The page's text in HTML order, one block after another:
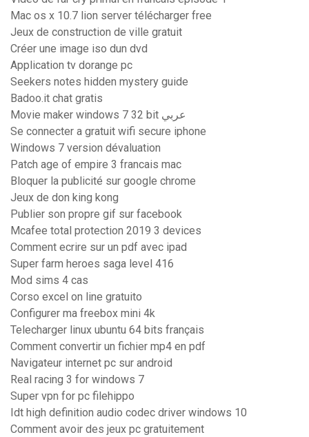
Mac os x 10.7 lion server télécharger free
Jeux de construction de ville gratuit
Créer une image iso dun dvd
Application tv dorange pc
Seekers notes hidden mystery guide
Badoo.it chat gratis
Movie maker windows 7 32 bit عربي
Se connecter a gratuit wifi secure iphone
Windows 7 version dévaluation
Patch age of empire 3 francais mac
Bloquer la publicité sur google chrome
Jeux de don king kong
Publier son propre gif sur facebook
Mcafee total protection 2019 3 devices
Comment ecrire sur un pdf avec ipad
Super farm heroes saga level 416
Mod sims 4 cas
Corso excel on line gratuito
Configurer ma freebox mini 4k
Telecharger linux ubuntu 64 bits français
Comment convertir un fichier mp4 en pdf
Navigateur internet pc sur android
Real racing 3 for windows 7
Super vpn for pc filehippo
Idt high definition audio codec driver windows 10
Comment avoir des jeux pc gratuitement